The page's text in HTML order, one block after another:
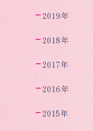
2019年
2018年
2017年
2016年
2015年